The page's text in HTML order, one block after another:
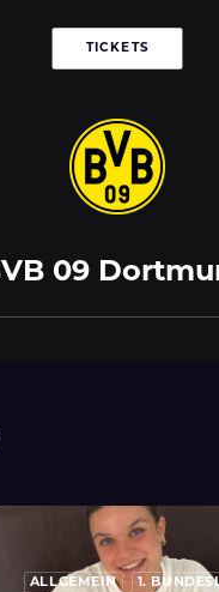
TICKETS
09
ALLGEMEIN 1.